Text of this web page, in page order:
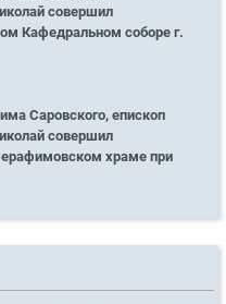
совершил
Кафедральном соборе г.
Саровского, епископ
совершил
храме при